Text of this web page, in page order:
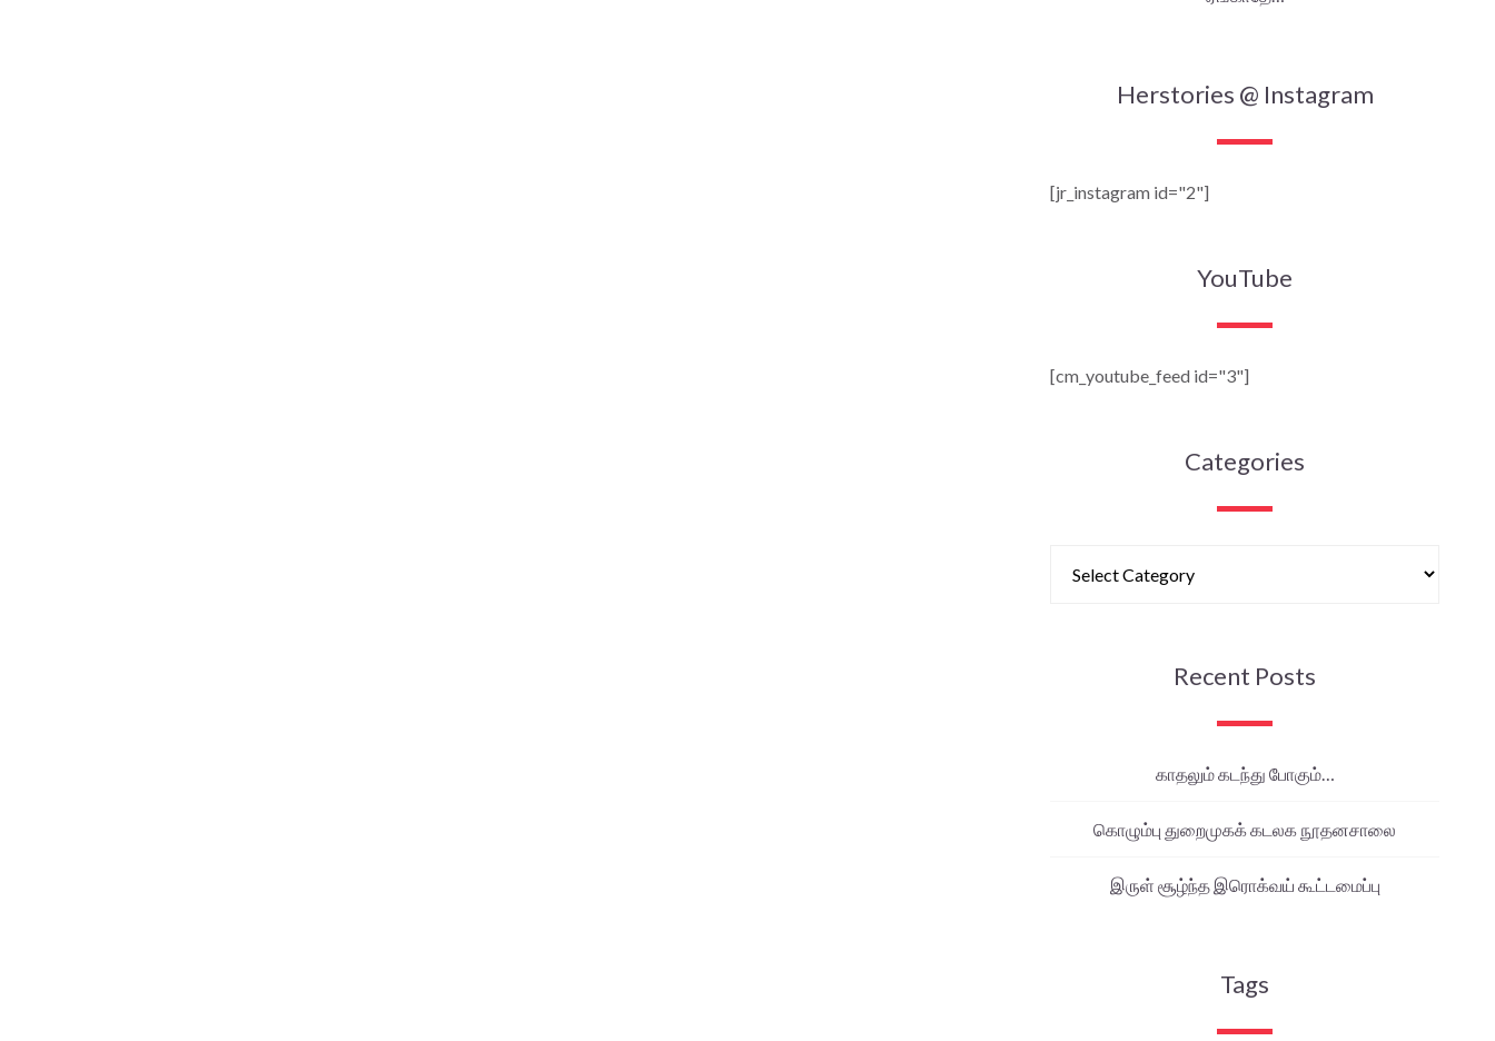
Herstories @ Instagram
[jr_instagram id="2"]
YouTube
[cm_youtube_feed id="3"]
Categories
Recent Posts
காதலும் கடந்து போகும்…
கொழும்பு துறைமுகக் கடலக நூதனசாலை
இருள் சூழ்ந்த இரொக்வய் கூட்டமைப்பு
Tags